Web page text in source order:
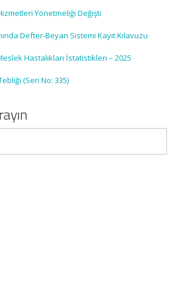
Yönetmeliği Değişti
Defter-Beyan Sistemi Kayıt Kılavuzu
Hastalıkları İstatistikleri – 2025
(Seri No: 335)